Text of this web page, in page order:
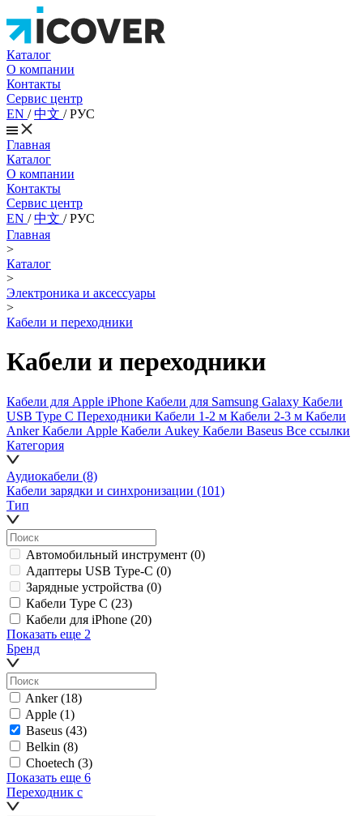
Каталог
О компании
Контакты
Сервис центр
EN /中文 /РУС
Главная
Каталог
О компании
Контакты
Сервис центр
EN /中文 /РУС
Главная
>
Каталог
>
Электроника и аксессуары
>
Кабели и переходники
Кабели и переходники
Кабели для Apple iPhone Кабели для Samsung Galaxy Кабели
USB Type C Переходники Кабели 1-2 м Кабели 2-3 м Кабели
AnkerКабели Apple Кабели Aukey Кабели Baseus Все ссылки
Категория
Аудиокабели (8)
Кабели зарядки и синхронизации (101)
Тип
Автомобильный инструмент (0)
Адаптеры USB Type-C (0)
Зарядные устройства (0)
Кабели Type C (23)
Кабели для iPhone (20)
Показать еще 2
Бренд
Anker (18)
Apple (1)
Baseus (43)
Belkin (8)
Choetech (3)
Показать еще 6
Переходник с